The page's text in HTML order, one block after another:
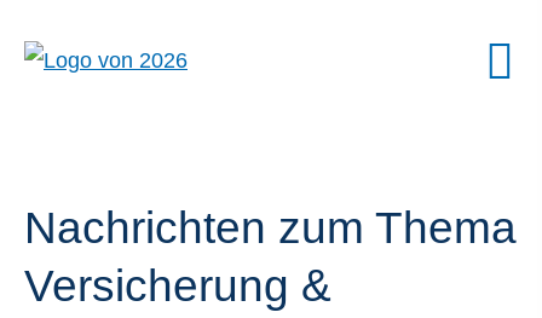
Nachrichten zum Thema
Versicherung &